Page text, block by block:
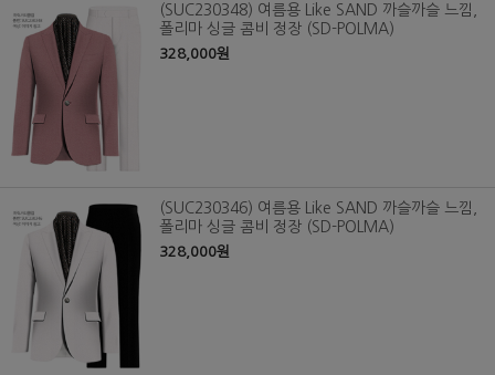
(SUC230348) 여름용 Like SAND 까슬까슬 느낌,
폴리마 싱글 콤비 정장 (SD-POLMA)
328,000원
(SUC230346) 여름용 Like SAND 까슬까슬 느낌,
폴리마 싱글 콤비 정장 (SD-POLMA)
328,000원